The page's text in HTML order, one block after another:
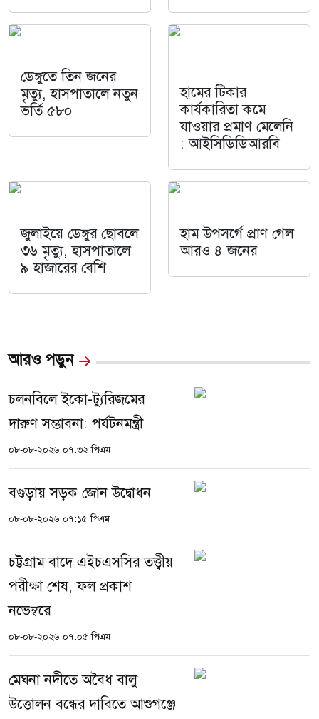
ডেঙ্গুতে তিন জনের
মৃত্যু, হাসপাতালে নতুন
ভর্তি ৫৮০
হামের টিকার
কার্যকারিতা কমে
যাওয়ার প্রমাণ মেলেনি
: আইসিডিডিআরবি
জুলাইয়ে ডেঙ্গুর ছোবলে
৩৬ মৃত্যু, হাসপাতালে
৯ হাজারের বেশি
হাম উপসর্গে প্রাণ গেল
আরও ৪ জনের
আরও পড়ুন
চলনবিলে ইকো-ট্যুরিজমের
দারুণ সম্ভাবনা: পর্যটনমন্ত্রী
০৮-০৮-২০২৬ ০৭:৩২ পিএম
বগুড়ায় সড়ক জোন উদ্বোধন
০৮-০৮-২০২৬ ০৭:১৫ পিএম
চট্টগ্রাম বাদে এইচএসসির তত্ত্বীয়
পরীক্ষা শেষ, ফল প্রকাশ
নভেম্বরে
০৮-০৮-২০২৬ ০৭:০৫ পিএম
মেঘনা নদীতে অবৈধ বালু
উত্তোলন বন্ধের দাবিতে আশুগঞ্জে